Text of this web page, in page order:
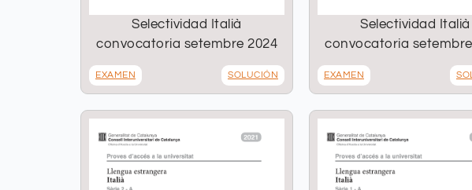
Selectividad Italià
convocatoria setembre 2024
EXAMEN SOLUCIÓN
Selectividad Italià
convocatoria
EXAMEN